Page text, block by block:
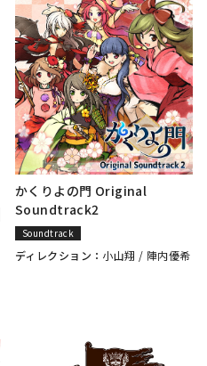
かくりよの門 Original
Soundtrack2
Soundtrack
ディレクション： 小山翔 / 陣内優希